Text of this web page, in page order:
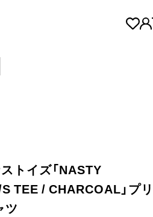
トイズ「NASTY
TEE / CHARCOAL」プリ
ツ